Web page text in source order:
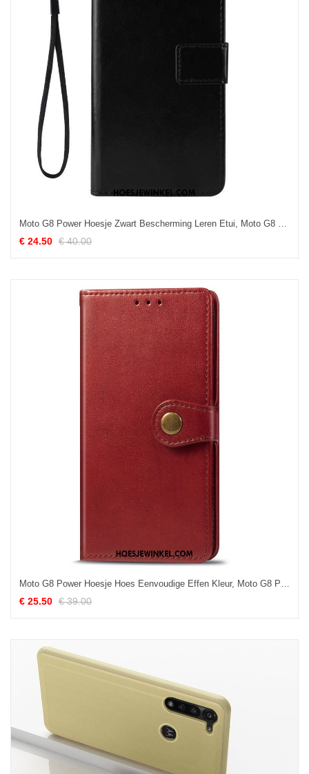
Moto G8 Power Hoesje Zwart Bescherming Leren Etui, Moto G8 Power Hoesje Clamshell Mobiele Telefoon
€ 24.50 € 40.00
Moto G8 Power Hoesje Hoes Eenvoudige Effen Kleur, Moto G8 Power Hoesje Folio Bedrijf
€ 25.50 € 39.00